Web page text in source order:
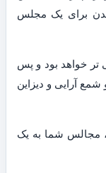
برای یک مجلس
تر خواهد بود و پس
آرایی و دیزاین
مجالس شما به یک